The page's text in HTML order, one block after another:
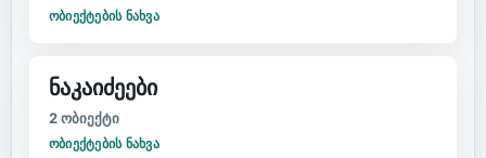
ᲝᲑᲘᲔᲥᲢᲔᲑᲘᲡ ᲜᲐᲮᲕᲐ
ნაკაიძეები
2ობიექტი
ᲝᲑᲘᲔᲥᲢᲔᲑᲘᲡ ᲜᲐᲮᲕᲐ